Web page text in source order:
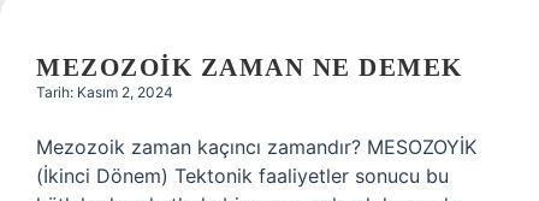
MEZOZOIK ZAMAN NE DEMEK
Tarih: Kasım 2, 2024
Mezozoik zaman kaçıncı zamandır? MESOZOYİK
(İkinci Dönem) Tektonik faaliyetler sonucu bu